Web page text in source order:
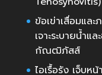
ข้อเข่าเสื่อมแล
เจาะระบายน้ำ
กัณฒิภัสส์
ไอเรื้อรัง เจ็บ